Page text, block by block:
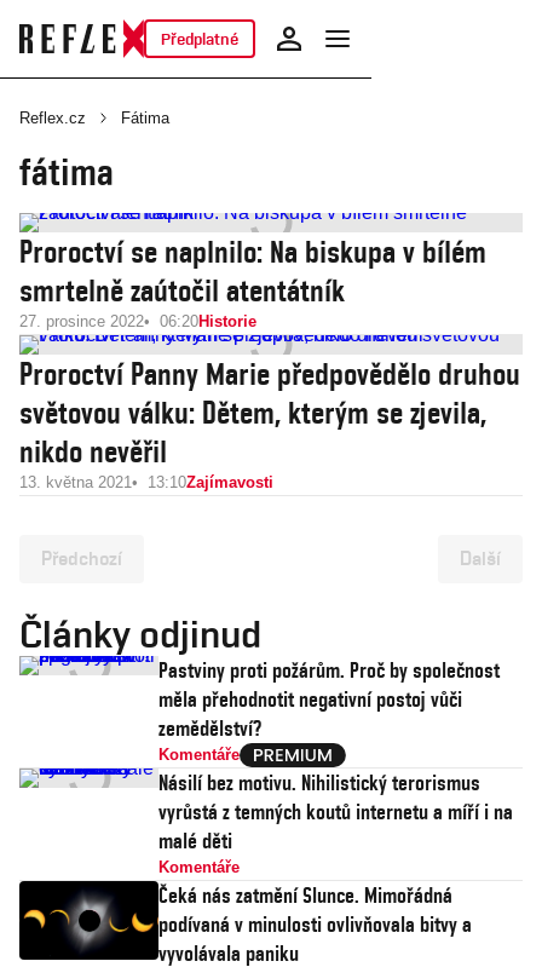
Předplatné
Reflex.cz Fátima
fátima
Proroctví se naplnilo: Na biskupa v bílém
smrtelně zaútočil atentátník
27. prosince 2022 06:20Historie
Proroctví Panny Marie předpovědělo druhou
světovou válku: Dětem, kterým se zjevila,
nikdo nevěřil
13. května 2021 13:10Zajímavosti
Předchozí Další
Články odjinud
Pastviny proti požárům. Proč by společnost
měla přehodnotit negativní postoj vůči
zemědělství?
Komentáře
Násilí bez motivu. Nihilistický terorismus
vyrůstá z temných koutů internetu a míří i na
malé děti
Komentáře
Čeká nás zatmění Slunce. Mimořádná
podívaná v minulosti ovlivňovala bitvy a
vyvolávala paniku